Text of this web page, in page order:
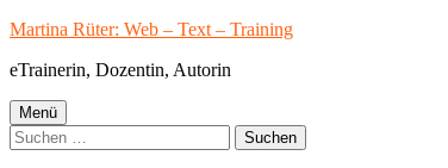
Springe
Inhalt
Martina Rüter: Web – Text – Training
eTrainerin, Dozentin, Autorin
Primäres
Menü
Menü
Suchen
nach: